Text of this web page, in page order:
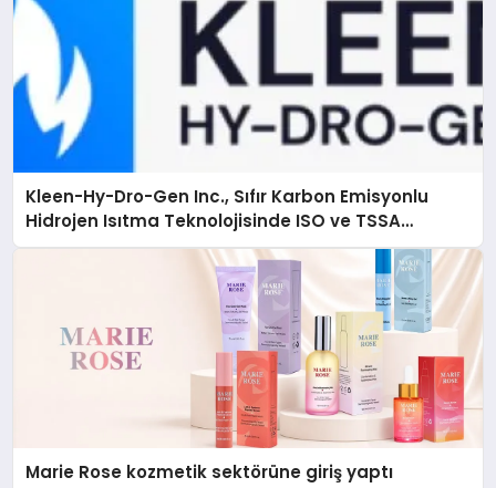
Kleen-Hy-Dro-Gen Inc., Sıfır Karbon Emisyonlu
Hidrojen Isıtma Teknolojisinde ISO ve TSSA
Düzenleyici Onaylarını Aldı
Marie Rose kozmetik sektörüne giriş yaptı